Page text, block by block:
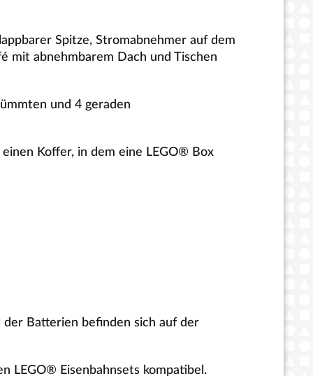
Spitze, Stromabnehmer auf dem
mit abnehmbarem Dach und Tischen
und 4 geraden
Koffer, in dem eine LEGO® Box
Batterien befinden sich auf der
LEGO® Eisenbahnsets kompatibel.